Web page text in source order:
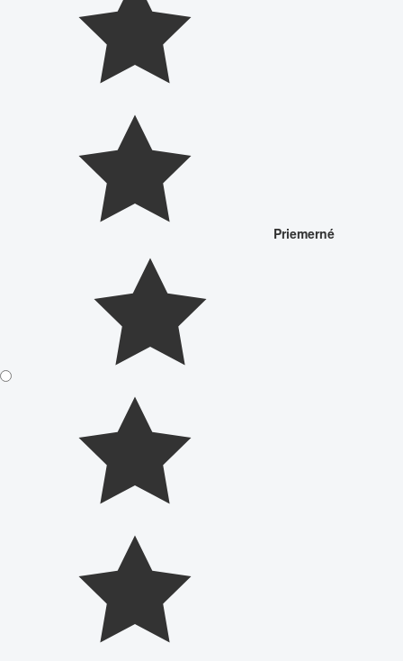
Priemerné